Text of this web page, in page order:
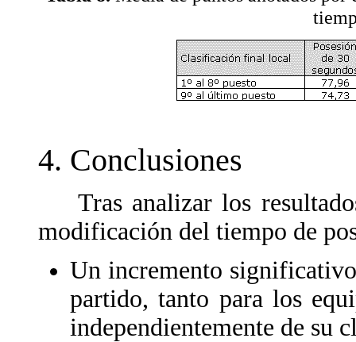
4. Conclusiones
Tras analizar los
modificación del tiempo de
Un incremento
partido, tanto para los
independientemente de su